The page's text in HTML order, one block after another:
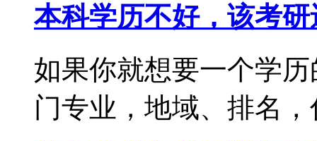
本科学历不好，该考
如果你就想要一个学
门专业，地域、排名，